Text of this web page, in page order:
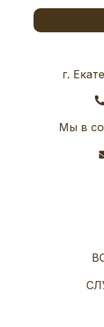
г.
Мы в